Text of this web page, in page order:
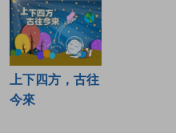
上下四方，古往
今來